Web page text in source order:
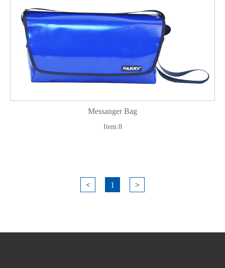
Messanger Bag
Item:8
< 1 >